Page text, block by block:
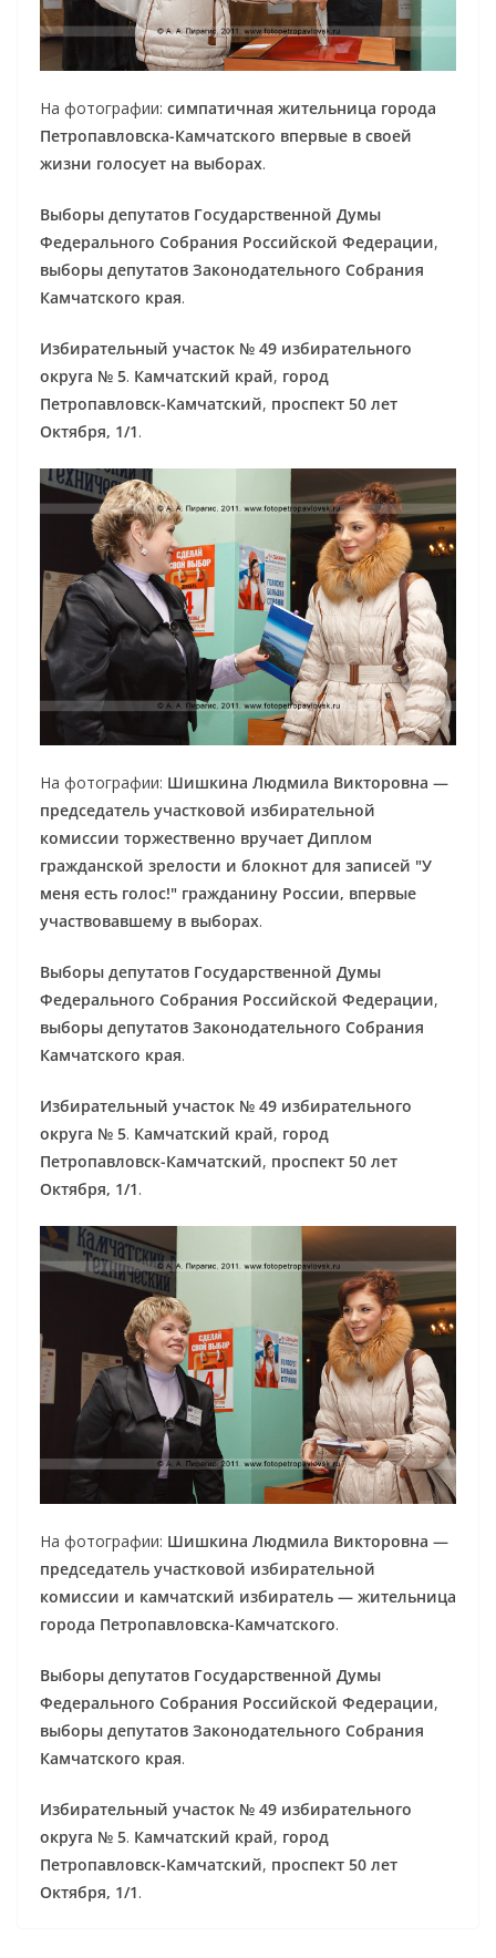
На фотографии: симпатичная жительница города
Петропавловска-Камчатского впервые в своей
жизни голосует на выборах.
Выборы депутатов Государственной Думы
Федерального Собрания Российской Федерации,
выборы депутатов Законодательного Собрания
Камчатского края.
Избирательный участок № 49 избирательного
округа № 5. Камчатский край, город
Петропавловск-Камчатский, проспект 50 лет
Октября, 1/1.
На фотографии: Шишкина Людмила Викторовна —
председатель участковой избирательной
комиссии торжественно вручает Диплом
гражданской зрелости и блокнот для записей "У
меня есть голос!" гражданину России, впервые
участвовавшему в выборах.
Выборы депутатов Государственной Думы
Федерального Собрания Российской Федерации,
выборы депутатов Законодательного Собрания
Камчатского края.
Избирательный участок № 49 избирательного
округа № 5. Камчатский край, город
Петропавловск-Камчатский, проспект 50 лет
Октября, 1/1.
На фотографии: Шишкина Людмила Викторовна —
председатель участковой избирательной
комиссии и камчатский избиратель — жительница
города Петропавловска-Камчатского.
Выборы депутатов Государственной Думы
Федерального Собрания Российской Федерации,
выборы депутатов Законодательного Собрания
Камчатского края.
Избирательный участок № 49 избирательного
округа № 5. Камчатский край, город
Петропавловск-Камчатский, проспект 50 лет
Октября, 1/1.